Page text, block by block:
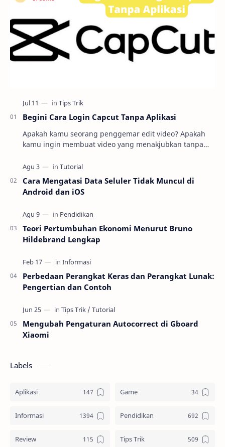
Begini Cara Login Capcut Tanpa Aplikasi
Apakah kamu seorang penggemar edit video? Apakah
kamu ingin membuat video yang menakjubkan tanpa
editin…
Cara Mengatasi Data Seluler Tidak Muncul di
Android dan iOS
Teori Pertumbuhan Ekonomi Menurut Bruno
Hildebrand Lengkap
Perbedaan Perangkat Keras dan Perangkat Lunak:
Pengertian dan Contoh
Mengubah Pengaturan Autocorrect di Gboard
Xiaomi
Labels
Aplikasi Game
Informasi Pendidikan
Review Tips Trik